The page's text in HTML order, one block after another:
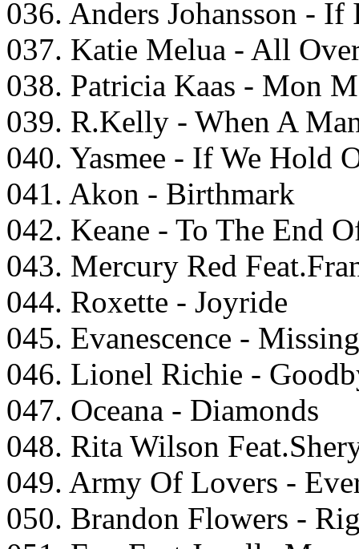
036. Anders Johansson -
037. Katie Melua - All
038. Patricia Kaas - Mon
039. R.Kelly - When A
040. Yasmee - If We Hold
041. Akon - Birthmark
042. Keane - To The End
043. Mercury Red
044. Roxette - Joyride
045. Evanescence - Missing
046. Lionel Richie -
047. Oceana - Diamonds
048. Rita Wilson
049. Army Of Lovers -
050. Brandon Flowers -